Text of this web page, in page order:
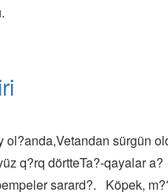
ol?anda,Vetandan sürgün
q?rq dörtteTa?-qayalar a?
sarard?. Köpek,